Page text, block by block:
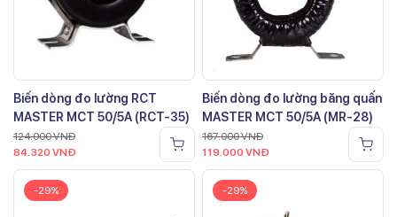
Biến dòng đo lường RCT
MASTER MCT 50/5A (RCT-35)
124.000VNĐ
84.320 VNĐ
Biến dòng đo lường băng quấn
MASTER MCT 50/5A (MR-28)
167.000VNĐ
119.000 VNĐ
-29% -29%